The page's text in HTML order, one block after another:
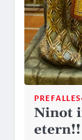
PREFALLES
Ninot
etern!!